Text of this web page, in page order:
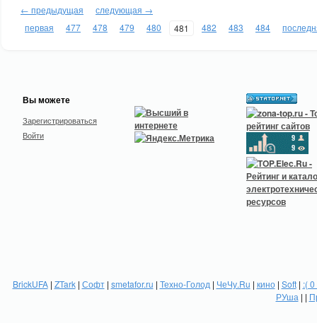
← предыдущая
следующая →
первая
477 478 479 480 481 482 483 484
Вы можете
Зарегистрироваться
Войти
BrickUFA| ZTark| Софт| smetafor.ru | Техно-Голод | ЧеЧу.Ru | кино| Soft| :(
РУша | |